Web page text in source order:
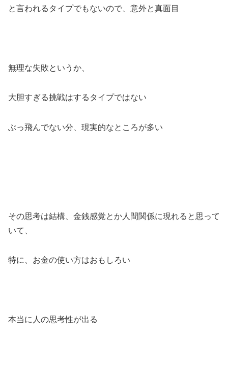
と言われるタイプでもないので、意外と真面目
無理な失敗というか、
大胆すぎる挑戦はするタイプではない
ぶっ飛んでない分、現実的なところが多い
その思考は結構、金銭感覚とか人間関係に現れると思って
いて、
特に、お金の使い方はおもしろい
本当に人の思考性が出る